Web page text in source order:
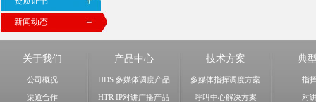
新闻动态
关于我们
公司概况
渠道合作
产品中心
HDS 多媒体调度产品
HTR IP对讲广播产品
技术方案
多媒体指挥调度方案
呼叫中心解决方案
典
指
对